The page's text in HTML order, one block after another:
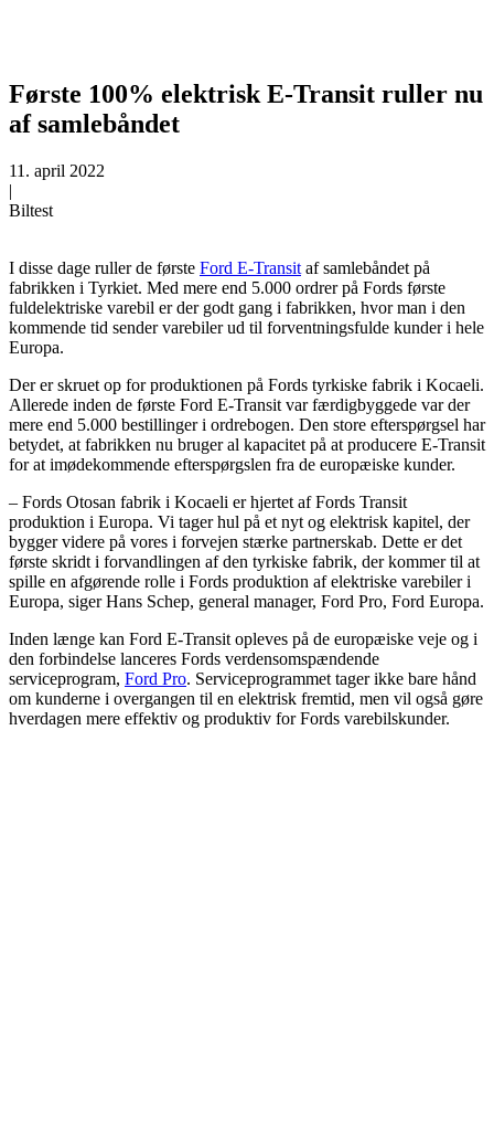
Første 100% elektrisk E-Transit ruller nu
af samlebåndet
11. april 2022
|
Biltest
I disse dage ruller de første Ford E-Transit af samlebåndet på
fabrikken i Tyrkiet. Med mere end 5.000 ordrer på Fords første
fuldelektriske varebil er der godt gang i fabrikken, hvor man i den
kommende tid sender varebiler ud til forventningsfulde kunder i hele
Europa.
Der er skruet op for produktionen på Fords tyrkiske fabrik i Kocaeli.
Allerede inden de første Ford E-Transit var færdigbyggede var der
mere end 5.000 bestillinger i ordrebogen. Den store efterspørgsel har
betydet, at fabrikken nu bruger al kapacitet på at producere E-Transit
for at imødekommende efterspørgslen fra de europæiske kunder.
– Fords Otosan fabrik i Kocaeli er hjertet af Fords Transit
produktion i Europa. Vi tager hul på et nyt og elektrisk kapitel, der
bygger videre på vores i forvejen stærke partnerskab. Dette er det
første skridt i forvandlingen af den tyrkiske fabrik, der kommer til at
spille en afgørende rolle i Fords produktion af elektriske varebiler i
Europa, siger Hans Schep, general manager, Ford Pro, Ford Europa.
Inden længe kan Ford E-Transit opleves på de europæiske veje og i
den forbindelse lanceres Fords verdensomspændende
serviceprogram, Ford Pro. Serviceprogrammet tager ikke bare hånd
om kunderne i overgangen til en elektrisk fremtid, men vil også gøre
hverdagen mere effektiv og produktiv for Fords varebilskunder.